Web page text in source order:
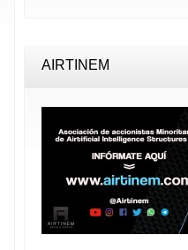
AIRTINEM